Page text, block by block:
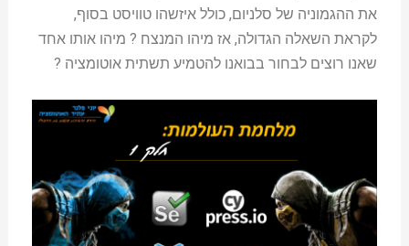
את ההגמוניה של סלניום, כולל איזשהו טוויסט בסוף,
לקראת השאלה הגדולה, אז מיהו המנצח ? מיהו אותו אחד
שאנו רוצים לבחור בבואנו להטמיע תשתית אוטומציה ?